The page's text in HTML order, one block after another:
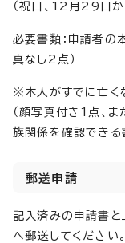
（祝日、12月29日か
必要書類：申請者の
真なし2点）
※本人がすでに亡く
（顔写真付き1点、
族関係を確認できる
郵送申請
記入済みの申請書と
へ郵送してください。